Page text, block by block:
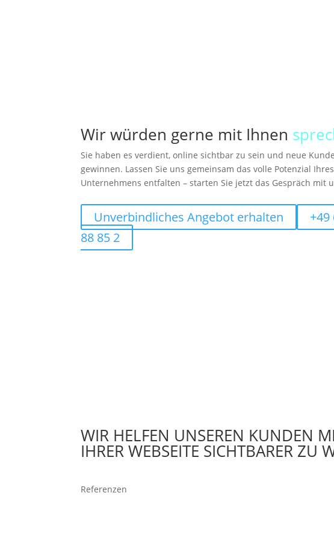
Wir würden gerne mit Ihnen
Sie haben es verdient, online sichtbar zu sein und neue
gewinnen. Lassen Sie uns gemeinsam das volle Potenzial Ihres
Unternehmens entfalten – starten Sie jetzt das Gespräch mit
Unverbindliches Angebot erhalten
+49
88 85 2
WIR HELFEN UNSEREN KUNDEN
IHRER WEBSEITE SICHTBARER ZU
Referenzen